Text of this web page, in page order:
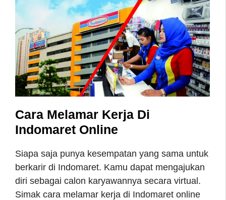
Cara Melamar Kerja Di
Indomaret Online
Siapa saja punya kesempatan yang sama untuk
berkarir di Indomaret. Kamu dapat mengajukan
diri sebagai calon karyawannya secara virtual.
Simak cara melamar kerja di Indomaret online